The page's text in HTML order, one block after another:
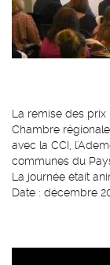
La remise des prix
Chambre
avec la CCI,
communes du
La journée était
Date : décembre